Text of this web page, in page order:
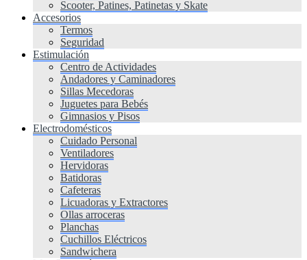
Scooter, Patines, Patinetas y Skate
Accesorios
Termos
Seguridad
Estimulación
Centro de Actividades
Andadores y Caminadores
Sillas Mecedoras
Juguetes para Bebés
Gimnasios y Pisos
Electrodomésticos
Cuidado Personal
Ventiladores
Hervidoras
Batidoras
Cafeteras
Licuadoras y Extractores
Ollas arroceras
Planchas
Cuchillos Eléctricos
Sandwichera